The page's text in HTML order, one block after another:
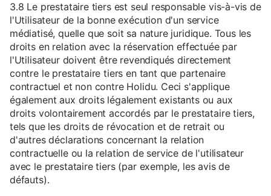
3.8 Le prestataire tiers est seul responsable vis-à-vis de
l'Utilisateur de la bonne exécution d'un service
médiatisé, quelle que soit sa nature juridique. Tous les
droits en relation avec la réservation effectuée par
l'Utilisateur doivent être revendiqués directement
contre le prestataire tiers en tant que partenaire
contractuel et non contre Holidu. Ceci s'applique
également aux droits légalement existants ou aux
droits volontairement accordés par le prestataire tiers,
tels que les droits de révocation et de retrait ou
d'autres déclarations concernant la relation
contractuelle ou la relation de service de l'utilisateur
avec le prestataire tiers (par exemple, les avis de
défauts).